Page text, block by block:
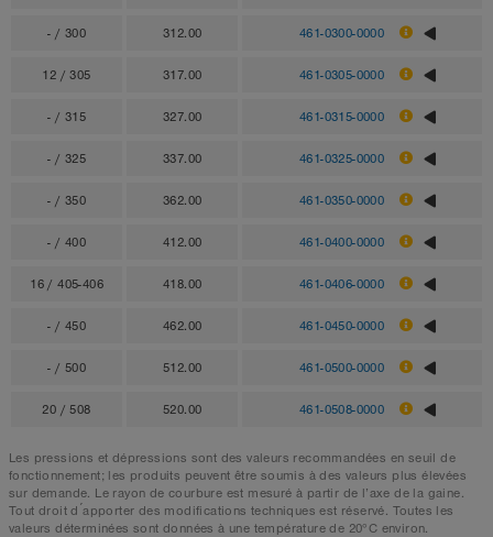
- / 300 312.00 461-0300-0000
12 / 305 317.00 461-0305-0000
- / 315 327.00 461-0315-0000
- / 325 337.00 461-0325-0000
- / 350 362.00 461-0350-0000
- / 400 412.00 461-0400-0000
16 / 405-406 418.00 461-0406-0000
- / 450 462.00 461-0450-0000
- / 500 512.00 461-0500-0000
20 / 508 520.00 461-0508-0000
Les pressions et dépressions sont des valeurs recommandées en seuil de
fonctionnement; les produits peuvent être soumis à des valeurs plus élevées
sur demande. Le rayon de courbure est mesuré à partir de l’axe de la gaine.
Tout droit d ́apporter des modifications techniques est réservé. Toutes les
valeurs déterminées sont données à une température de 20°C environ.